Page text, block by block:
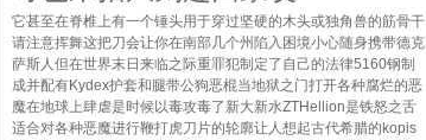
它甚至在脊椎上有一个锤头用于穿过坚硬的木头或独角兽的筋骨干
请注意挥舞这把刀会让你在南部几个州陷入困境小心随身携带德克
萨斯人但在世界末日来临之际重罪犯制定了自己的法律5160钢制
成并配有Kydex护套和腿带公狗恶棍当地狱之门打开各种腐烂的恶
魔在地球上肆虐是时候以毒攻毒了新大新水ZTHellion是铁怒之舌
适合对各种恶魔进行鞭打虎刀片的轮廓让人想起古代希腊的kopis